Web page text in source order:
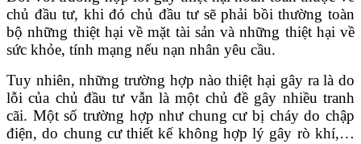
chủ đầu tư, khi đó chủ đầu tư sẽ phải bồi thường toàn
bộ những thiệt hại về mặt tài sản và những thiệt hại về
sức khỏe, tính mạng nếu nạn nhân yêu cầu.
Tuy nhiên, những trường hợp nào thiệt hại gây ra là do
lỗi của chủ đầu tư vẫn là một chủ đề gây nhiều tranh
cãi. Một số trường hợp như chung cư bị cháy do chập
điện, do chung cư thiết kế không hợp lý gây rò khí,…